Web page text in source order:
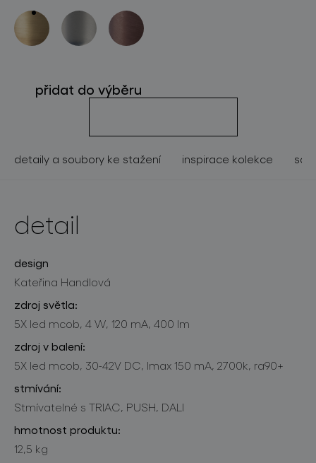
sledujte nás
přidat do výběru
detaily a soubory ke stažení inspirace kolekce
detail
design
Kateřina Handlová
zdroj světla:
5X led mcob, 4 W, 120 mA, 400 lm
zdroj v balení:
5X led mcob, 30-42V DC, lmax 150 mA, 2700k, ra90+
stmívání:
Stmívatelné s TRIAC, PUSH, DALI
hmotnost produktu:
12,5 kg